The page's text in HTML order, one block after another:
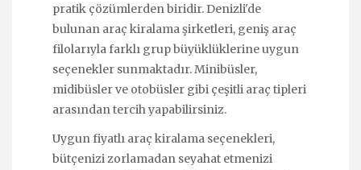
pratik çözümlerden biridir. Denizli'de
bulunan araç kiralama şirketleri, geniş araç
filolarıyla farklı grup büyüklüklerine uygun
seçenekler sunmaktadır. Minibüsler,
midibüsler ve otobüsler gibi çeşitli araç tipleri
arasından tercih yapabilirsiniz.
Uygun fiyatlı araç kiralama seçenekleri,
bütçenizi zorlamadan seyahat etmenizi